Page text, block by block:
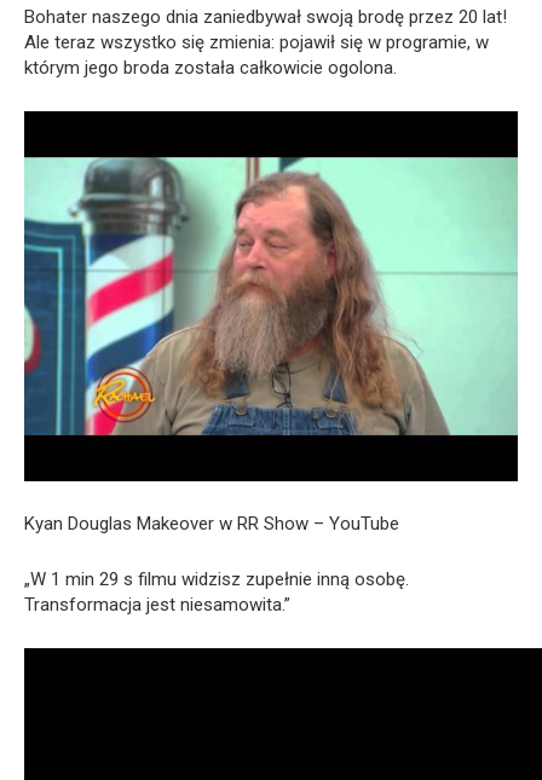
Bohater naszego dnia zaniedbywał swoją brodę przez 20 lat!
Ale teraz wszystko się zmienia: pojawił się w programie, w
którym jego broda została całkowicie ogolona.
Kyan Douglas Makeover w RR Show – YouTube
„W 1 min 29 s filmu widzisz zupełnie inną osobę.
Transformacja jest niesamowita.”